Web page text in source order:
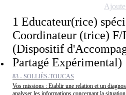
1 Educateur(rice)
Coordinateur (trice)
(Dispositif
Partagé Expérimental)
83 - SOLLIÈS-TOUCAS
Vos missions : Etablir une relation et un
analyser les informations concernant la